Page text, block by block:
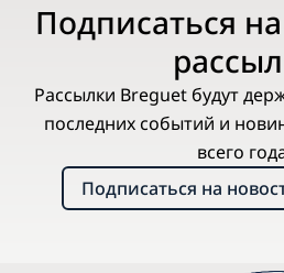
Подписаться
Рассылки Breguet будут
последних событий и
всего
Подписаться на